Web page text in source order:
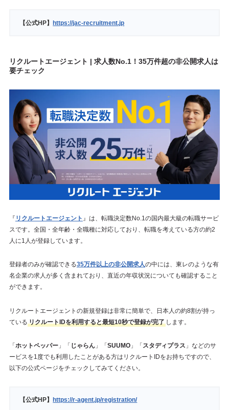
【公式HP】https://jac-recruitment.jp
リクルートエージェント | 求人数No.1！35万件超の非公開求人は
要チェック
『 リクルートエージェント 』は、転職決定数No.1の国内最大級の転職サービ
スです。全国・全年齢・全職種に対応しており、転職を考えている方の約2
人に1人が登録しています。
登録者のみが確認できる35万件以上の非公開求人の中には、東レのような有
名企業の求人が多く含まれており、直近の年収状況についても確認すること
ができます。
リクルートエージェントの新規登録は非常に簡単で、日本人の約8割が持っ
ている リクルートIDを利用すると最短10秒で登録が完了します。
「 ホットペッパー」「 じゃらん」「 SUUMO」「 スタディプラス 」などのサ
ービスを1度でも利用したことがある方はリクルートIDをお持ちですので、
以下の公式ページをチェックしてみてください。
【公式HP】 https://r-agent.jp/registration/